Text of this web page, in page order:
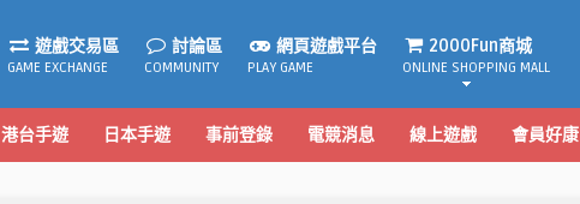
遊戲交易區
GAME EXCHANGE
討論區
COMMUNITY
網頁遊戲平台
PLAY GAME
2000Fun商城
ONLINE SHOPPING MALL
港台手遊 日本手遊 事前登錄 電競消息 線上遊戲 會員好康